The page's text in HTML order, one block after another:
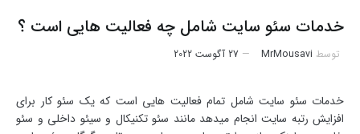
خدمات سئو سایت شامل چه فعالیت هایی است ؟
توسط MrMousavi 27 آگوست 2022
خدمات سئو سایت شامل تمام فعالیت هایی است که یک سئو کار برای
افزایش رتبه سایت انجام میدهد مانند سئو تکنیکال و سیئو داخلی و سئو